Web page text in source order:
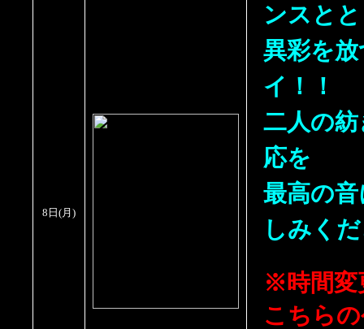
8日 (月)
ンスとと
異彩を
イ！！
二人の
応を
最高の
しみく
※時間変
こちら